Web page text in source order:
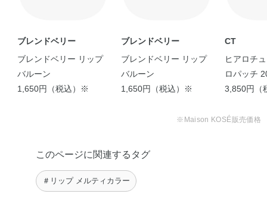
チタン・酸化鉄・黄4・青1・赤202・赤223
ブレンドベリー
ブレンドベリー リップ
バルーン
1,650円（税込）※
ブレンドベリー
ブレンドベリー リップ
バルーン
1,650円（税込）※
CT
ヒアロチ
ロパッチ
＞
3,850円（
※Maison KOSÉ販売価格
このページに関連するタグ
＃リップ メルティカラー